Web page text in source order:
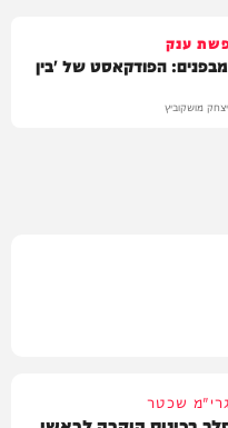
ענק
הצצה לכלא 10 מבפנים: הפודקאסט של 'בין
מושקוביץ
שכטר